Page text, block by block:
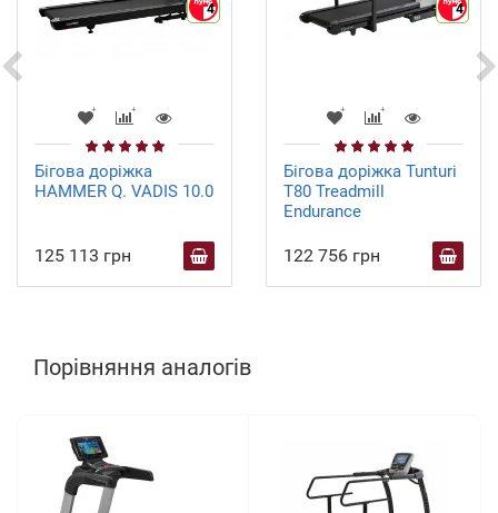
4
Бігова доріжка
HAMMER Q. VADIS 10.0
125 113 грн
4
Бігова доріжка Tunturi
T80 Treadmill
Endurance
122 756 грн
Порівняння аналогів